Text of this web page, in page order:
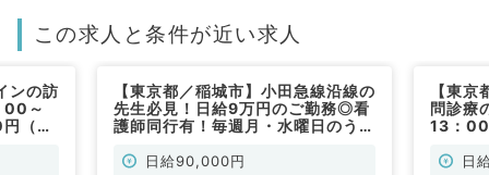
この求人と条件が近い求人
ンの訪
00～
（内
【東京都／稲城市】小田急線沿線の
先生必見！日給9万円のご勤務◎看
護師同行有！毎週月・水曜日のうち
／非常勤）
日給90,000円
【東
問診療
13：
日